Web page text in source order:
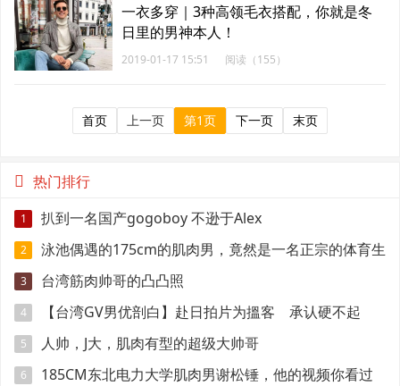
一衣多穿｜3种高领毛衣搭配，你就是冬
日里的男神本人！
2019-01-17 15:51 阅读（155）
首页 上一页 第1页 下一页 末页
热门排行
1 扒到一名国产gogoboy 不逊于Alex
2 泳池偶遇的175cm的肌肉男，竟然是一名正宗的体育生
3 台湾筋肉帅哥的凸凸照
4
【台湾GV男优剖白】赴日拍片为搵客 承认硬不起
来：但我还有性欲
5 人帅，J大，肌肉有型的超级大帅哥
6
185CM东北电力大学肌肉男谢松锤，他的视频你看过